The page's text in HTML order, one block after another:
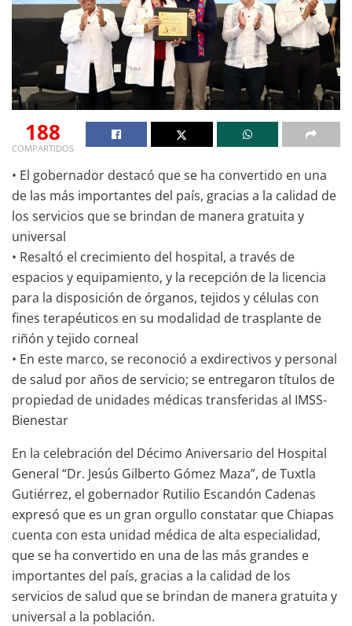
188
COMPARTIDOS
• El gobernador destacó que se ha convertido en una
de las más importantes del país, gracias a la calidad de
los servicios que se brindan de manera gratuita y
universal
• Resaltó el crecimiento del hospital, a través de
espacios y equipamiento, y la recepción de la licencia
para la disposición de órganos, tejidos y células con
fines terapéuticos en su modalidad de trasplante de
riñón y tejido corneal
• En este marco, se reconoció a exdirectivos y personal
de salud por años de servicio; se entregaron títulos de
propiedad de unidades médicas transferidas al IMSS-
Bienestar
En la celebración del Décimo Aniversario del Hospital
General “Dr. Jesús Gilberto Gómez Maza”, de Tuxtla
Gutiérrez, el gobernador Rutilio Escandón Cadenas
expresó que es un gran orgullo constatar que Chiapas
cuenta con esta unidad médica de alta especialidad,
que se ha convertido en una de las más grandes e
importantes del país, gracias a la calidad de los
servicios de salud que se brindan de manera gratuita y
universal a la población.